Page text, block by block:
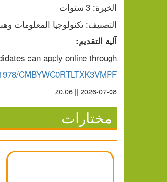
الخبرة: 3 سنوات
التصنيف: تكنولوجيا المعلومات
آلية التقديم:
can apply online through
CMBYWC0RTLTXK3VMPF
2026-07-08 || 20:06
مختارات